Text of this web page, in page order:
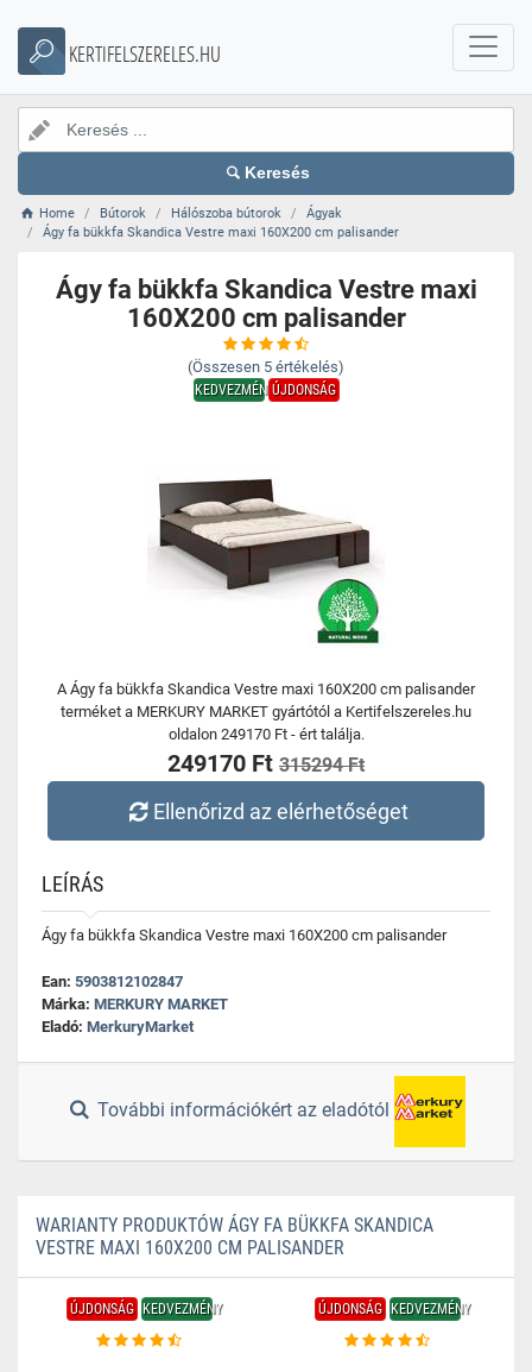
KERTIFELSZERELES.HU
Keresés
Home Bútorok Hálószoba bútorok
Ágyak
Ágy fa bükkfa Skandica Vestre maxi 160X200 cm palisander
Ágy fa bükkfa Skandica Vestre maxi
160X200 cm palisander
(Összesen 5 értékelés)
KEDVEZMÉNYÚJDONSÁG
A Ágy fa bükkfa Skandica Vestre maxi 160X200 cm palisander
terméket a MERKURY MARKET gyártótól a Kertifelszereles.hu
oldalon 249170 Ft - ért találja.
249170 Ft 315294 Ft
Ellenőrizd az elérhetőséget
LEÍRÁS
Ágy fa bükkfa Skandica Vestre maxi 160X200 cm palisander
Ean: 5903812102847
Márka: MERKURY MARKET
Eladó: MerkuryMarket
További információkért az eladótól
WARIANTY PRODUKTÓW ÁGY FA BÜKKFA SKANDICA
VESTRE MAXI 160X200 CM PALISANDER
ÚJDONSÁG KEDVEZMÉNY ÚJDONSÁG KEDVEZMÉNY